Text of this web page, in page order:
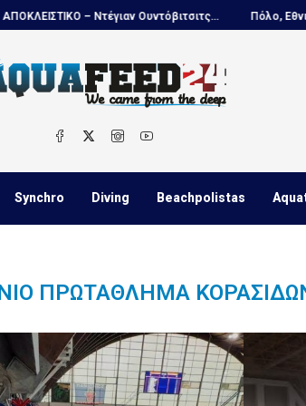
– Ντέγιαν Ουντόβιτσιτς... Πόλο, Εθνική
Synchro Diving Beachpolistas
ΠΡΩΤΆΘΛΗΜΑ